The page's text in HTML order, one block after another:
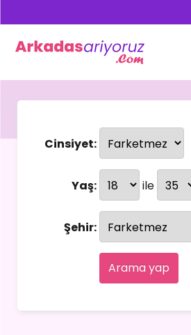
Cinsiyet:
Yaş: ile
Şehir:
Arama yap